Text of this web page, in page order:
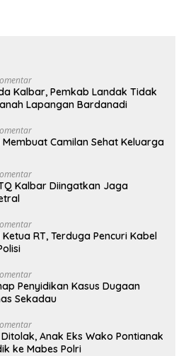
Kalbar, Pemkab Landak Tidak
Lapangan Bardanadi
Camilan Sehat Keluarga
Kalbar Diingatkan Jaga
RT, Terduga Pencuri Kabel
Penyidikan Kasus Dugaan
Sekadau
Anak Eks Wako Pontianak
ke Mabes Polri